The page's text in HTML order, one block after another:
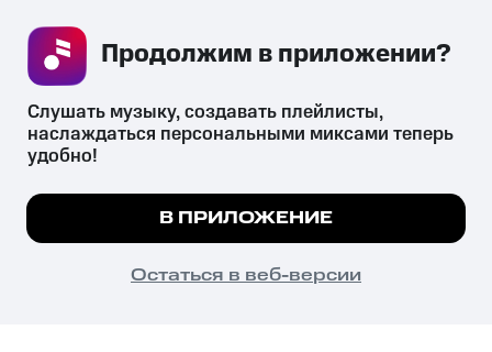
СКАЧАТЬ ПРИЛОЖЕНИЕ
психотропных веществ, их аналогов причиняет вред здоровью,
их незаконный оборот запрещён и влечёт установленную
законодательством ответственность.
© 2026 ООО «КИОН».
Все права защищены
Мы используем куки, чтобы на сайте все
Подробнее
ПОНЯТНО
Слушать музыку, создавать плейлисты,
наслаждаться персональными миксами теперь
удобно!
В ПРИЛОЖЕНИЕ
Остаться в веб-версии